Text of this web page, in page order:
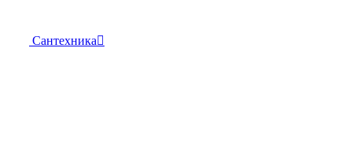
Сантехника